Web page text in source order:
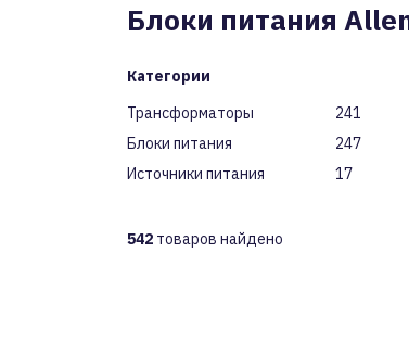
Блоки питания
Категории
Трансформаторы
241
Блоки питания
247
Источники питания
17
542 товаров найдено